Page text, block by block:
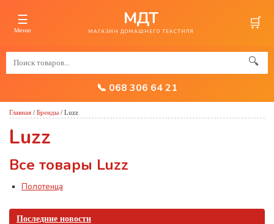
☰
Меню
МДТ
МАГАЗИН ДОМАШНЕГО ТЕКСТИЛЯ 🛒
🔍
📞 068 306 64 21
Последние новости
Главная / Бренды / Luzz
Luzz
Все товары Luzz
Полотенца